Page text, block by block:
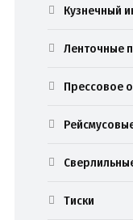
Кузнечный
Ленточные
Прессовое
Тиски